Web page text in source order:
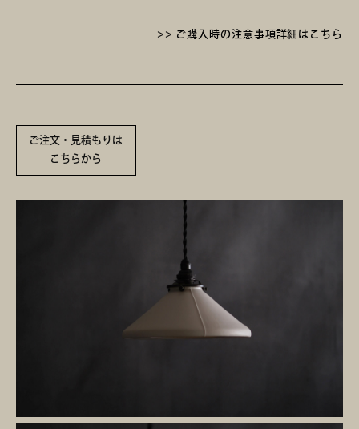
展示会
取扱店
>> ご購入時の注意事項詳細はこちら
ご注文・見積もりは
こちらから